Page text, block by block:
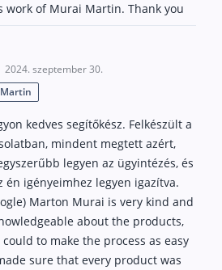
work of Murai Martin. Thank you
2024. szeptember 30.
kedves segítőkész. Felkészült a
mindent megtett azért,
legyen az ügyintézés, és
én igényeimhez legyen igazítva.
Marton Murai is very kind and
about the products,
to make the process as easy
sure that every product was